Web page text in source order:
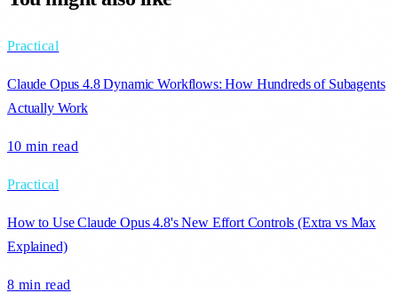
Practical
Claude Opus 4.8 Dynamic Workflows: How Hundreds of Subagents
Actually Work
10 min read
Practical
How to Use Claude Opus 4.8's New Effort Controls (Extra vs Max
Explained)
8 min read